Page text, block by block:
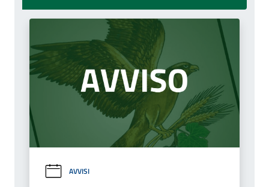
AVVISI